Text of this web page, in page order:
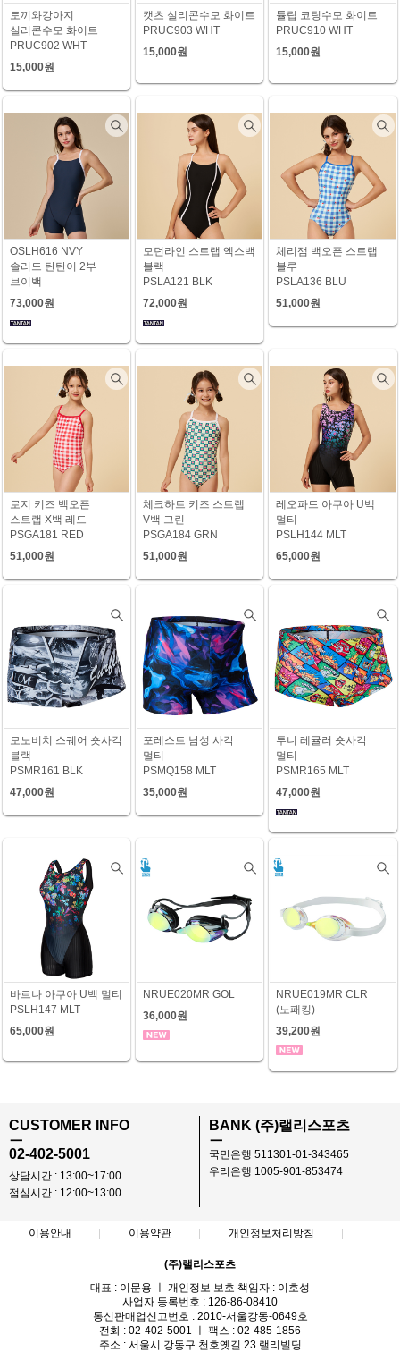
토끼와강아지
실리콘수모 화이트
PRUC902 WHT
15,000원
캣츠 실리콘수모 화이트
PRUC903 WHT
15,000원
튤립 코팅수모 화이트
PRUC910 WHT
15,000원
OSLH616 NVY
솔리드 탄탄이 2부
브이백
73,000원
모던라인 스트랩 엑스백
블랙
PSLA121 BLK
72,000원
체리잼 백오픈 스트랩
블루
PSLA136 BLU
51,000원
로지 키즈 백오픈
스트랩 X백 레드
PSGA181 RED
51,000원
체크하트 키즈 스트랩
V백 그린
PSGA184 GRN
51,000원
레오파드 아쿠아 U백
멀티
PSLH144 MLT
65,000원
모노비치 스퀘어 숏사각
블랙
PSMR161 BLK
47,000원
포레스트 남성 사각
멀티
PSMQ158 MLT
35,000원
투니 레귤러 숏사각
멀티
PSMR165 MLT
47,000원
바르나 아쿠아 U백 멀티
PSLH147 MLT
65,000원
NRUE020MR GOL
36,000원
NRUE019MR CLR
(노패킹)
39,200원
CUSTOMER INFO
ㅡ
02-402-5001
상담시간 : 13:00~17:00
점심시간 : 12:00~13:00
BANK (주)랠리스포츠
ㅡ
국민은행 511301-01-343465
우리은행 1005-901-853474
이용안내 이용약관 개인정보처리방침
(주)랠리스포츠
대표 : 이문용 ㅣ 개인정보 보호 책임자 : 이호성
사업자 등록번호 : 126-86-08410
통신판매업신고번호 : 2010-서울강동-0649호
전화 : 02-402-5001 ㅣ 팩스 : 02-485-1856
주소 : 서울시 강동구 천호옛길 23 랠리빌딩